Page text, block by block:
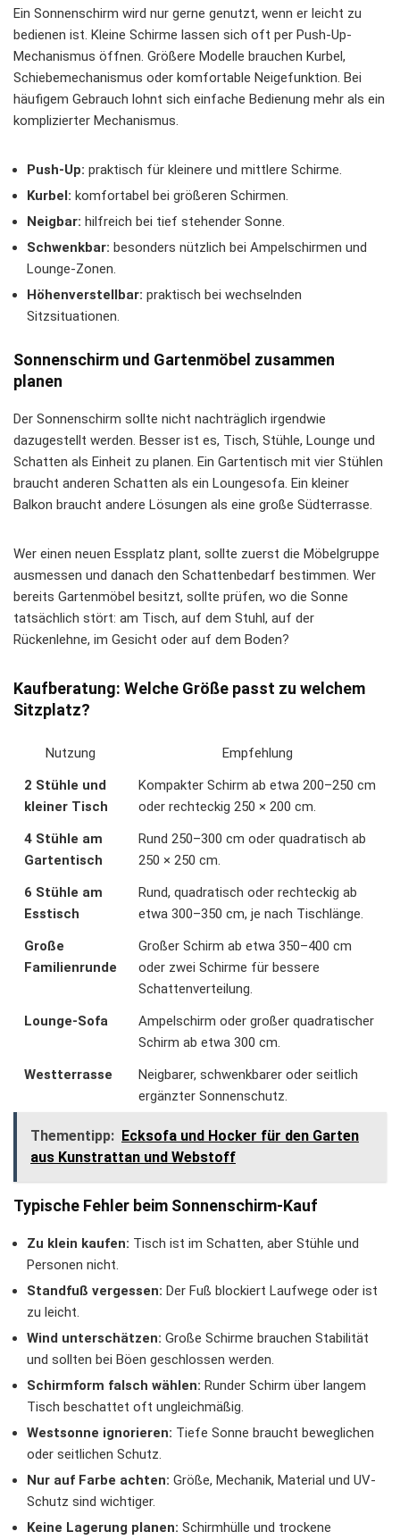
Ein Sonnenschirm wird nur gerne genutzt, wenn er leicht zu
bedienen ist. Kleine Schirme lassen sich oft per Push-Up-
Mechanismus öffnen. Größere Modelle brauchen Kurbel,
Schiebemechanismus oder komfortable Neigefunktion. Bei
häufigem Gebrauch lohnt sich einfache Bedienung mehr als ein
komplizierter Mechanismus.
Push-Up: praktisch für kleinere und mittlere Schirme.
Kurbel: komfortabel bei größeren Schirmen.
Neigbar: hilfreich bei tief stehender Sonne.
Schwenkbar: besonders nützlich bei Ampelschirmen und
Lounge-Zonen.
Höhenverstellbar: praktisch bei wechselnden
Sitzsituationen.
Sonnenschirm und Gartenmöbel zusammen
planen
Der Sonnenschirm sollte nicht nachträglich irgendwie
dazugestellt werden. Besser ist es, Tisch, Stühle, Lounge und
Schatten als Einheit zu planen. Ein Gartentisch mit vier Stühlen
braucht anderen Schatten als ein Loungesofa. Ein kleiner
Balkon braucht andere Lösungen als eine große Südterrasse.
Wer einen neuen Essplatz plant, sollte zuerst die Möbelgruppe
ausmessen und danach den Schattenbedarf bestimmen. Wer
bereits Gartenmöbel besitzt, sollte prüfen, wo die Sonne
tatsächlich stört: am Tisch, auf dem Stuhl, auf der
Rückenlehne, im Gesicht oder auf dem Boden?
Kaufberatung: Welche Größe passt zu welchem
Sitzplatz?
Nutzung
Empfehlung
2 Stühle und
kleiner Tisch
Kompakter Schirm ab etwa 200–250 cm
oder rechteckig 250 × 200 cm.
4 Stühle am
Gartentisch
Rund 250–300 cm oder quadratisch ab
250 × 250 cm.
6 Stühle am
Esstisch
Rund, quadratisch oder rechteckig ab
etwa 300–350 cm, je nach Tischlänge.
Große
Familienrunde
Großer Schirm ab etwa 350–400 cm
oder zwei Schirme für bessere
Schattenverteilung.
Lounge-Sofa
Ampelschirm oder großer quadratischer
Schirm ab etwa 300 cm.
Westterrasse
Neigbarer, schwenkbarer oder seitlich
ergänzter Sonnenschutz.
Thementipp: Ecksofa und Hocker für den Garten
aus Kunstrattan und Webstoff
Typische Fehler beim Sonnenschirm-Kauf
Zu klein kaufen: Tisch ist im Schatten, aber Stühle und
Personen nicht.
Standfuß vergessen: Der Fuß blockiert Laufwege oder ist
zu leicht.
Wind unterschätzen: Große Schirme brauchen Stabilität
und sollten bei Böen geschlossen werden.
Schirmform falsch wählen: Runder Schirm über langem
Tisch beschattet oft ungleichmäßig.
Westsonne ignorieren: Tiefe Sonne braucht beweglichen
oder seitlichen Schutz.
Nur auf Farbe achten: Größe, Mechanik, Material und UV-
Schutz sind wichtiger.
Keine Lagerung planen: Schirmhülle und trockene